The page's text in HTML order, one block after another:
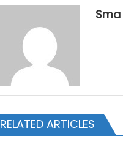
RELATED ARTICLES